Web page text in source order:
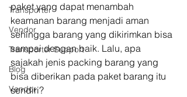
Transporter
Vendor
Transporter Support
Blog
Vendor
paket yang dapat menambah
keamanan barang menjadi aman
sehingga barang yang dikirimkan bisa
sampai dengan baik. Lalu, apa
sajakah jenis packing barang yang
bisa diberikan pada paket barang itu
sendiri?